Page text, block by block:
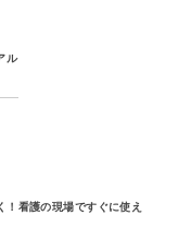
ル
看護の現場ですぐに使え